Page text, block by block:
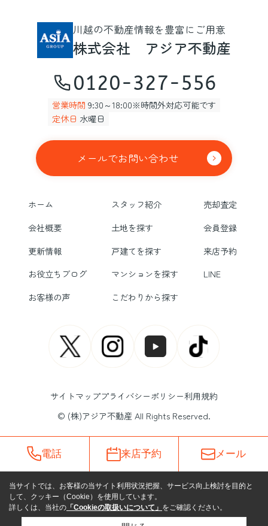
川越の不動産情報を豊富にご用意
株式会社 アジア不動産
0120-327-556
営業時間 9:30～18:00※時間外対応可能です
定休日 水曜日
メールでお問い合わせ
ホーム スタッフ紹介
売却査定
会社概要
土地を探す
会員登録
更新情報
戸建てを探す
来店予約
お役立ちブログ
マンションを探す
LINE
お客様の声
こだわりから探す
サイトマッププライバシーポリシー利用規約
© (株)アジア不動産 All Rights Reserved.
電話 来店予約 メール
当サイトでは、お客様の当サイト利用状況把握、サービス向上検討を目的と
して、クッキー（Cookie）を使用しています。
詳しくは、当社の 「Cookieの取扱いについて」 をご確認ください。